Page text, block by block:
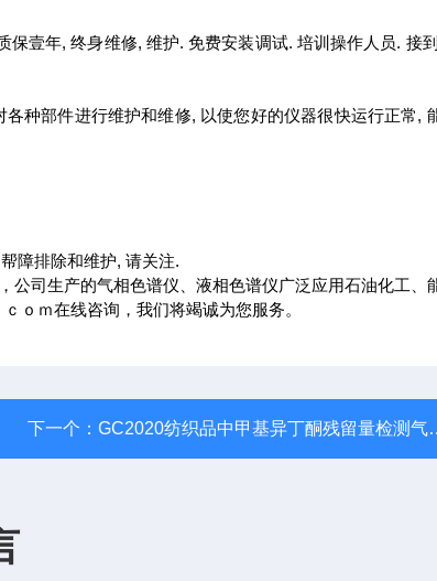
壹年, 终身维修, 维护. 免费安装调试. 培训操作人员. 接
种部件进行维护和维修, 以使您好的仪器很快运行正常,
障排除和维护, 请关注.
公司生产的气相色谱仪、液相色谱仪广泛应用石油化工、
ｏｍ在线咨询，我们将竭诚为您服务。
下一个：GC2020纺织品中甲基异丁酮残留量检测气相色谱仪